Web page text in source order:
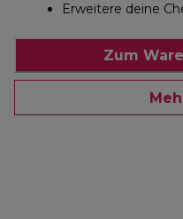
Erweitere deine
Zum